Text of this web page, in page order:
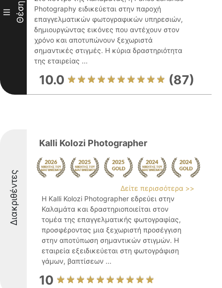
III Θέση
Photography ειδικεύεται στην παροχή
επαγγελματικών φωτογραφικών υπηρεσιών,
δημιουργώντας εικόνες που αντέχουν στον
χρόνο και αποτυπώνουν ξεχωριστά
σημαντικές στιγμές. Η κύρια δραστηριότητα
της εταιρείας ...
10.0 (87)
Διακριθέντες
Kalli Kolozi Photographer
Δείτε περισσότερα >>
Η Kalli Kolozi Photographer εδρεύει στην
Καλαμάτα και δραστηριοποιείται στον
τομέα της επαγγελματικής φωτογραφίας,
προσφέροντας μια ξεχωριστή προσέγγιση
στην αποτύπωση σημαντικών στιγμών. Η
εταιρεία εξειδικεύεται στη φωτογράφιση
γάμων, βαπτίσεων ...
10